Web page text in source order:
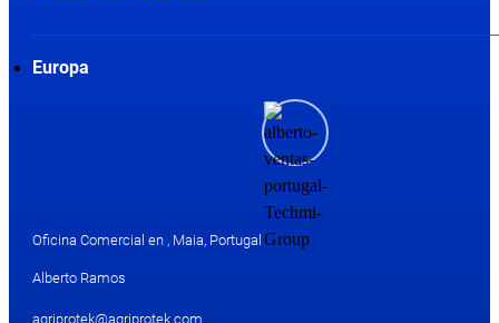
Europa
Oficina Comercial en , Maia, Portugal
Alberto Ramos
agriprotek@agriprotek.com